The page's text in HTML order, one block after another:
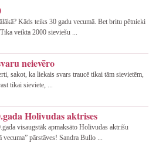
Kāds teiks 30 gadu vecumā. Bet britu pētnieki
veikta 2000 sieviešu ...
neievēro
sakot, ka liekais svars traucē tikai tām sievietēm,
tikai sieviete, ...
Holivudas aktrises
visaugstāk apmaksāto Holivudas aktrišu
vecuma” pārstāves! Sandra Bullo ...